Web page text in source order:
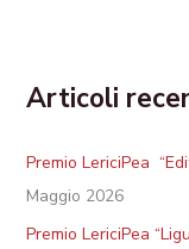
Articoli
Premio LericiPea
Maggio 2026
Premio LericiPea